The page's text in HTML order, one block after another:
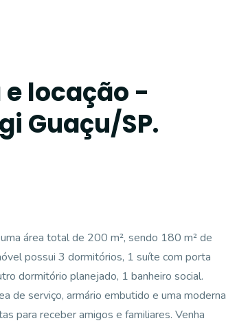
locação -
Guaçu/SP.
área total de 200 m², sendo 180 m² de
possui 3 dormitórios, 1 suíte com porta
dormitório planejado, 1 banheiro social.
de serviço, armário embutido e uma moderna
para receber amigos e familiares. Venha